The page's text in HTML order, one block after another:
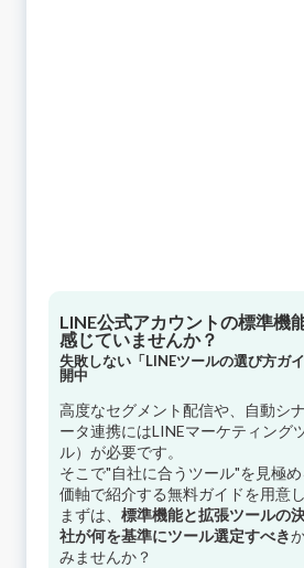
LINE公式アカウントの標準機
感じていませんか？
失敗しない「LINEツールの選び方ガ
開中
高度なセグメント配信や、自動シ
ータ連携にはLINEマーケティング
ル）が必要です。
そこで"自社に合うツール"を見極
価軸で紹介する無料ガイドを用意し
まずは、 標準機能と拡張ツールの
社が何を基準にツール選定すべき
みませんか？